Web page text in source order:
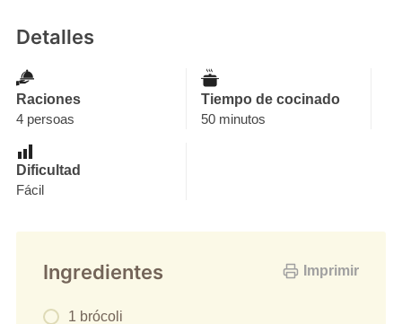
Detalles
Raciones
4 persoas
Tiempo de cocinado
50 minutos
Dificultad
Fácil
Imprimir
Ingredientes
1 brócoli